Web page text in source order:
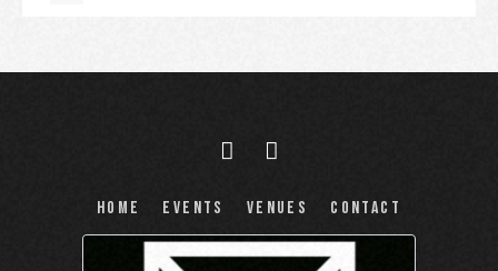
Home Events Venues Contact